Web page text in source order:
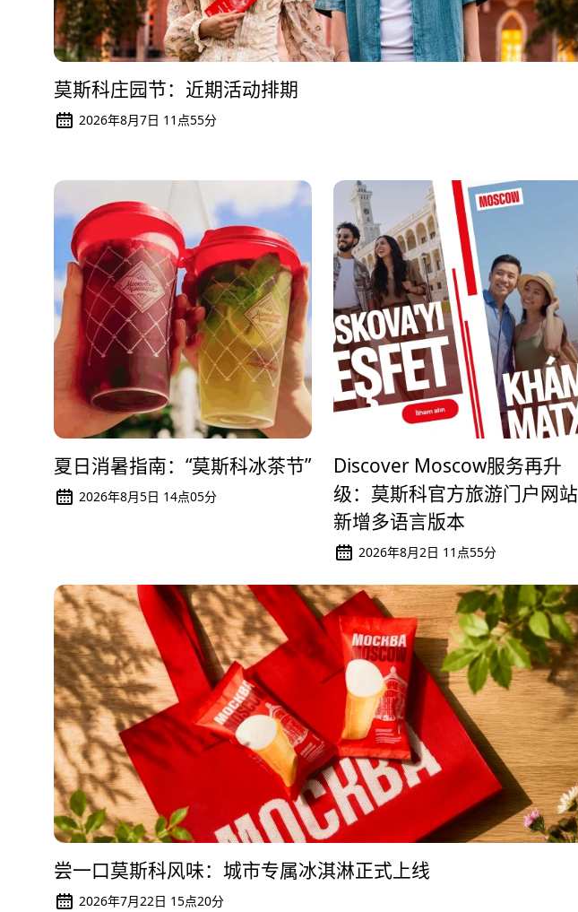
莫斯科庄园节：近期活动排期
2026年8月7日 11点55分
夏日消暑指南：“莫斯科冰茶节”
2026年8月5日 14点05分
Discover Moscow服务再升
级：莫斯科官方旅游门户网站
新增多语言版本
2026年8月2日 11点55分
尝一口莫斯科风味：城市专属冰淇淋正式上线
2026年7月22日 15点20分